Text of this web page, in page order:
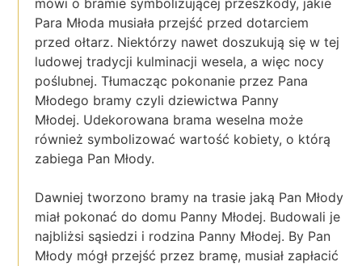
mówi o bramie symbolizującej przeszkody, jakie
Para Młoda musiała przejść przed dotarciem
przed ołtarz. Niektórzy nawet doszukują się w tej
ludowej tradycji kulminacji wesela, a więc nocy
poślubnej. Tłumacząc pokonanie przez Pana
Młodego bramy czyli dziewictwa Panny
Młodej. Udekorowana brama weselna może
również symbolizować wartość kobiety, o którą
zabiega Pan Młody.
Dawniej tworzono bramy na trasie jaką Pan Młody
miał pokonać do domu Panny Młodej. Budowali je
najbliżsi sąsiedzi i rodzina Panny Młodej. By Pan
Młody mógł przejść przez bramę, musiał zapłacić